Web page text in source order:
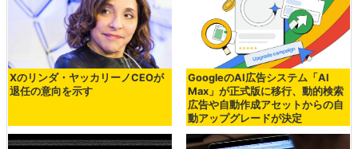
Xのリンダ・ヤッカリーノCEOが
退任の意向を示す
GoogleのAI広告システム「AI
Max」が正式版に移行、動的検索
広告や自動作成アセットからの自
動アップグレードが決定